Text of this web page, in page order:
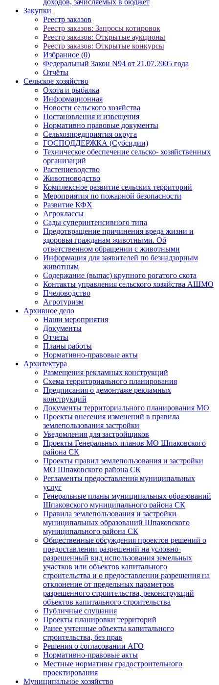
доходов, зачисляемых в бюджет
Закупки
Реестр заказов
Реестр заказов: Запросы котировок
Реестр заказов: Открытые аукционы
Реестр заказов: Открытые конкурсы
Избранное (0)
Федеральный Закон N94 от 21.07.2005 года
Отчёты
Сельское хозяйство
Охота и рыбалка
Информационная
Новости сельского хозяйства
Постановления и извещения
Нормативно правовые документы
Сельхозпредприятия округа
ГОСПОДДЕРЖКА (Субсидии)
Техническое обеспечение сельско- хозяйственных
организаций
Растениеводство
Животноводство
Комплексное развитие сельских территорий
Мероприятия по пожарной безопасности
Развитие КФХ
Агроклассы
Сады суперинтенсивного типа
Предотвращение причинения вреда жизни и
здоровья гражданам животными. Об
ответственном обращении с животными
Информация для заявителей по безнадзорным
животным
Содержание (выпас) крупного рогатого скота
Контакты управления сельского хозяйства АШМО
Пчеловодство
Агротуризм
Архивное дело
Наши мероприятия
Документы
Отчеты
Планы работы
Нормативно-правовые акты
Архитектура
Размещения рекламных конструкций
Схема территориального планирования
Предписания о демонтаже рекламных
конструкций
Документы территориального планирования МО
Проекты внесения изменений в правила
землепользования застройки
Уведомления для застройщиков
Проекты Генеральных планов МО Шпаковского
района СК
Проекты правил землепользования и застройки
МО Шпаковского района СК
Регламенты предоставления муниципальных
услуг
Генеральные планы муниципальных образований
Шпаковского муниципального района СК
Правила землепользования и застройки
муниципальных образований Шпаковского
муниципального района СК
Общественные обсуждения проектов решений о
предоставлении разрешений на условно-
разрешенный вид использования земельных
участков или объектов капитального
строительства и о предоставлении разрешения на
отклонение от предельных параметров
разрешенного строительства, реконструкций
объектов капитального строительства
Публичные слушания
Проекты планировки территорий
Ранее учтенные объекты капитального
строительства, без прав
Решения о согласовании АГО
Нормативно-правовые акты
Местные нормативы градостроительного
проектирования
Муниципальное хозяйство